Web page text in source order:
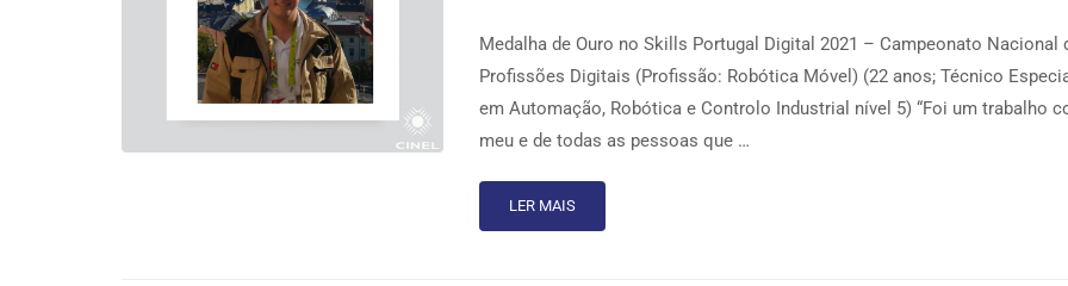
Medalha de Ouro no Skills Portugal Digital 2021 – Campeonato Nacional
Profissões Digitais (Profissão: Robótica Móvel) (22 anos; Técnico
em Automação, Robótica e Controlo Industrial nível 5) “Foi um trabalho
meu e de todas as pessoas que …
LER MAIS